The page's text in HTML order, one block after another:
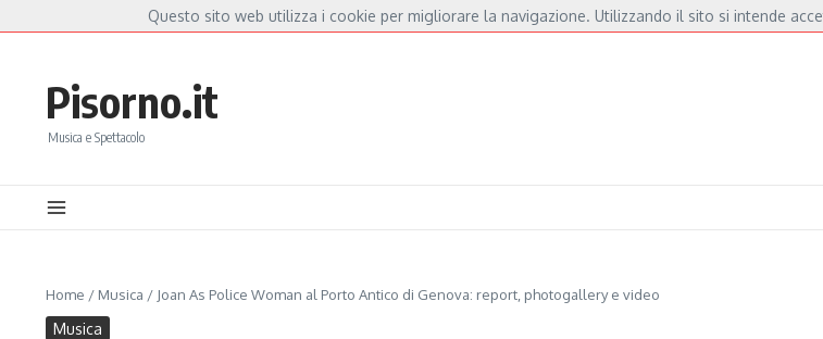
a Capannori nasce “Anime Salve”: la data zero è un atto d’amore per De André e Fossati Fulminacci a Pisa, una serata
Pisorno.it
Musica e Spettacolo
Home / Musica / Joan As Police Woman al Porto Antico di Genova: report, photogallery e video
Musica
Questo sito web utilizza i cookie per migliorare la navigazione. Utilizzando il sito si intende